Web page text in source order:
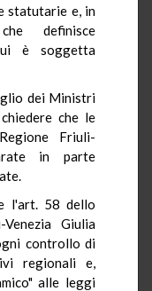
statutarie e, in
definisce
è soggetta
dei Ministri
che le
Friuli-
in parte
l'art. 58 dello
Giulia
controllo di
regionali e,
alle leggi